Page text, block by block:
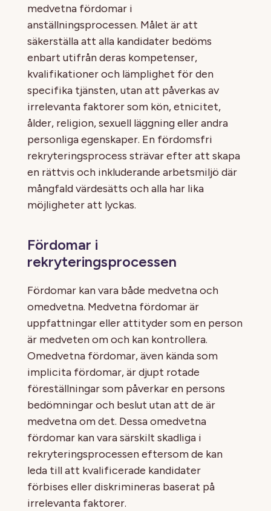
medvetna fördomar i
anställningsprocessen. Målet är att
säkerställa att alla kandidater bedöms
enbart utifrån deras kompetenser,
kvalifikationer och lämplighet för den
specifika tjänsten, utan att påverkas av
irrelevanta faktorer som kön, etnicitet,
ålder, religion, sexuell läggning eller andra
personliga egenskaper. En fördomsfri
rekryteringsprocess strävar efter att skapa
en rättvis och inkluderande arbetsmiljö där
mångfald värdesätts och alla har lika
möjligheter att lyckas.
Fördomar i
rekryteringsprocessen
Fördomar kan vara både medvetna och
omedvetna. Medvetna fördomar är
uppfattningar eller attityder som en person
är medveten om och kan kontrollera.
Omedvetna fördomar, även kända som
implicita fördomar, är djupt rotade
föreställningar som påverkar en persons
bedömningar och beslut utan att de är
medvetna om det. Dessa omedvetna
fördomar kan vara särskilt skadliga i
rekryteringsprocessen eftersom de kan
leda till att kvalificerade kandidater
förbises eller diskrimineras baserat på
irrelevanta faktorer.